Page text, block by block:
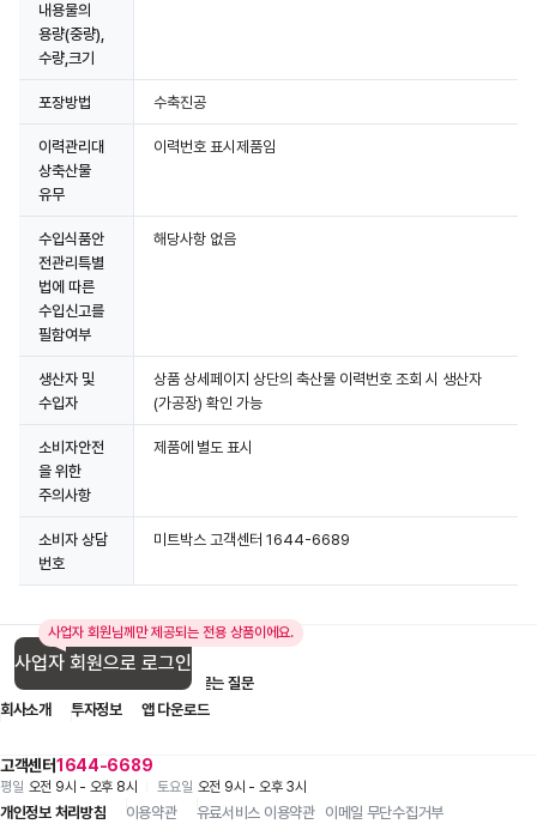
상세정보 더보기
내용물의
용량(중량),
수량,크기
포장방법 수축진공
이력관리대
상축산물
유무
이력번호 표시제품임
수입식품안
전관리특별
법에 따른
수입신고를
필함여부
해당사항 없음
생산자 및
수입자
상품 상세페이지 상단의 축산물 이력번호 조회 시 생산자
(가공장) 확인 가능
소비자안전
을 위한
주의사항
제품에 별도 표시
소비자 상담
번호
미트박스 고객센터 1644-6689
사업자 회원님께만 제공되는 전용 상품이에요.
사업자 회원으로 로그인
고객센터1644-6689
평일 오전 9시 - 오후 8시 토요일 오전 9시 - 오후 3시
입점 제휴 문의
자주 묻는 질문
회사소개
투자정보 앱 다운로드
개인정보 처리방침 이용약관 유료서비스 이용약관 이메일 무단수집거부